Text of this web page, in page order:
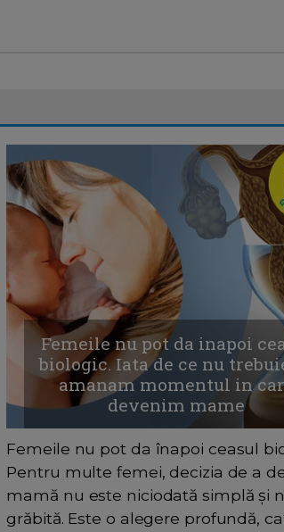
Femeile nu pot da inapoi
biologic. Iata de ce nu
amanam momentul in
devenim mame
Femeile nu pot da înapoi ceasul
Pentru multe femei, decizia de a
mamă nu este niciodată simplă și
grăbită. Este o alegere profundă,